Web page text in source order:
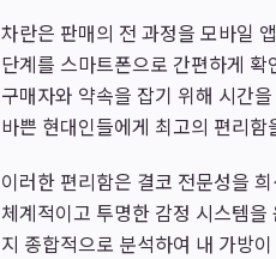
차란은 판매의 전 과정을 모바일
단계를 스마트폰으로 간편하게
구매자와 약속을 잡기 위해 시간
바쁜 현대인들에게 최고의 편리함
이러한 편리함은 결코 전문성을
체계적이고 투명한 감정 시스템
지 종합적으로 분석하여 내 가방